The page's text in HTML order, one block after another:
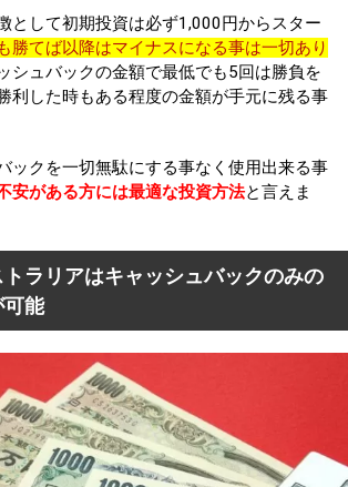
として初期投資は必ず1,000円からスター
勝てば以降はマイナスになる事は一切あり
シュバックの金額で最低でも5回は勝負を
利した時もある程度の金額が手元に残る事
ックを一切無駄にする事なく使用出来る事
安がある方には最適な投資方法と言えま
ラリアはキャッシュバックのみの
能